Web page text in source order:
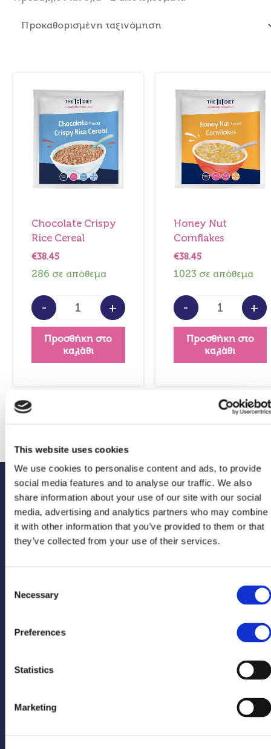
This website uses cookies
We use cookies to personalise content and ads, to provide
social media features and to analyse our traffic. We also
share information about your use of our site with our social
media, advertising and analytics partners who may combine
it with other information that you’ve provided to them or that
they’ve collected from your use of their services.
Selection
Necessary
Preferences
Statistics
Marketing
Chocolate Crispy
Rice Cereal
€38.45
286 σε απόθεμα
- +
Προσθήκη στο
καλάθι
Honey Nut
Cornflakes
€38.45
1023 σε απόθεμα
- +
Προσθήκη στο
καλάθι